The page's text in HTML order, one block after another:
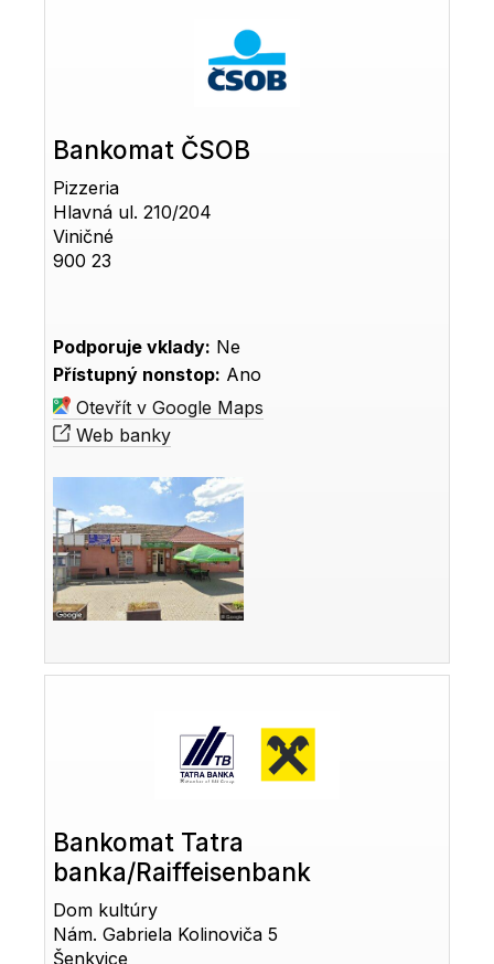
Bankomat ČSOB
Pizzeria
Hlavná ul. 210/204
Viničné
900 23
Podporuje vklady: Ne
Přístupný nonstop: Ano
Otevřít v Google Maps
Web banky
Bankomat Tatra
banka/Raiffeisenbank
Dom kultúry
Nám. Gabriela Kolinoviča 5
Šenkvice